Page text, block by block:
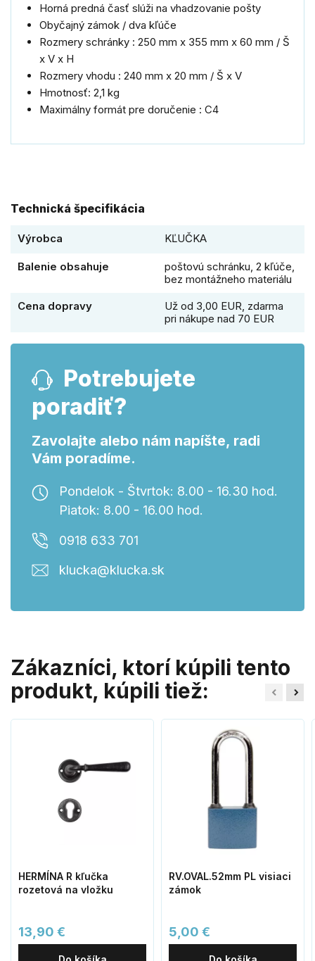
Horná predná časť slúži na vhadzovanie pošty
Obyčajný zámok / dva kľúče
Rozmery schránky : 250 mm x 355 mm x 60 mm / Š
x V x H
Rozmery vhodu : 240 mm x 20 mm / Š x V
Hmotnosť: 2,1 kg
Maximálny formát pre doručenie : C4
Technická špecifikácia
Výrobca KĽUČKA
Balenie obsahuje
poštovú schránku, 2 kľúče,
bez montážneho materiálu
Cena dopravy
Už od 3,00 EUR, zdarma
pri nákupe nad 70 EUR
Potrebujete
poradiť?
Zavolajte alebo nám napíšte, radi
Vám poradíme.
Pondelok - Štvrtok: 8.00 - 16.30 hod.
Piatok: 8.00 - 16.00 hod.
0918 633 701
klucka@klucka.sk
Zákazníci, ktorí kúpili tento
produkt, kúpili tiež:
HERMÍNA R kľučka
rozetová na vložku
13,90 €
RV.OVAL.52mm PL visiaci
zámok
5,00 €